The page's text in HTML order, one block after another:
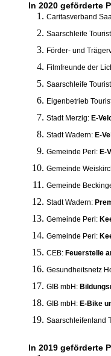
In 2020 geförderte
Caritasverband
Saarschleife
Förder- und
Filmfreunde der
Saarschleife
Eigenbetrieb
Stadt Merzig: E-
Stadt Wadern: E-
Gemeinde Perl: E-
Gemeinde
Gemeinde
Stadt Wadern:
Gemeinde Perl:
Gemeinde Perl:
CEB: Feuerstelle
Gesundheitsnetz
GIB mbH:
GIB mbH: E-Bike
Saarschleifenland
In 2019 geförderte